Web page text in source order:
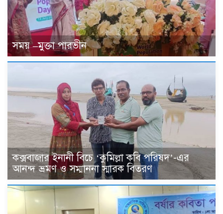
সময় –মুক্তা পারভীন
কক্সবাজার ইনানী বিচে ‘কুমিল্লা কবি পরিষদ’-এর
আনন্দ ভ্রমণ ও সম্মাননা স্মারক বিতরণ